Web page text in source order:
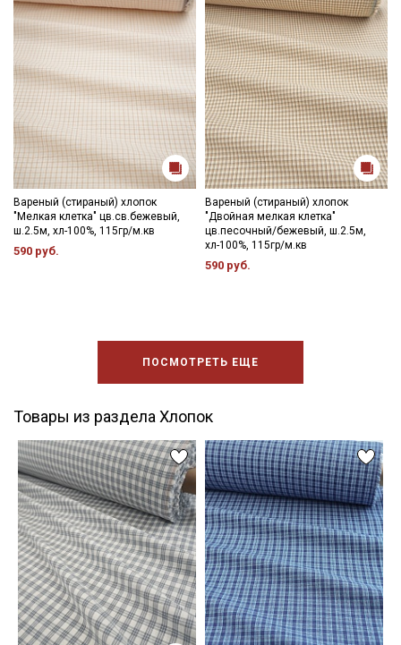
Вареный (стираный) хлопок
"Мелкая клетка" цв.св.бежевый,
ш.2.5м, хл-100%, 115гр/м.кв
590 руб.
Вареный (стираный) хлопок
"Двойная мелкая клетка"
цв.песочный/бежевый, ш.2.5м,
хл-100%, 115гр/м.кв
590 руб.
ПОСМОТРЕТЬ ЕЩЕ
Товары из раздела Хлопок